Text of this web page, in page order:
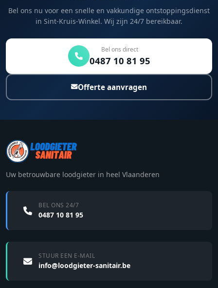
Bel ons nu voor een snelle en vakkundige ontstoppingsdienst
in Sint-Kruis-Winkel. Wij zijn 24/7 bereikbaar.
Bel ons direct
0487 10 81 95
Offerte aanvragen
Uw betrouwbare loodgieter in heel Vlaanderen
BEL ONS 24/7
0487 10 81 95
STUUR EEN E-MAIL
info@loodgieter-sanitair.be